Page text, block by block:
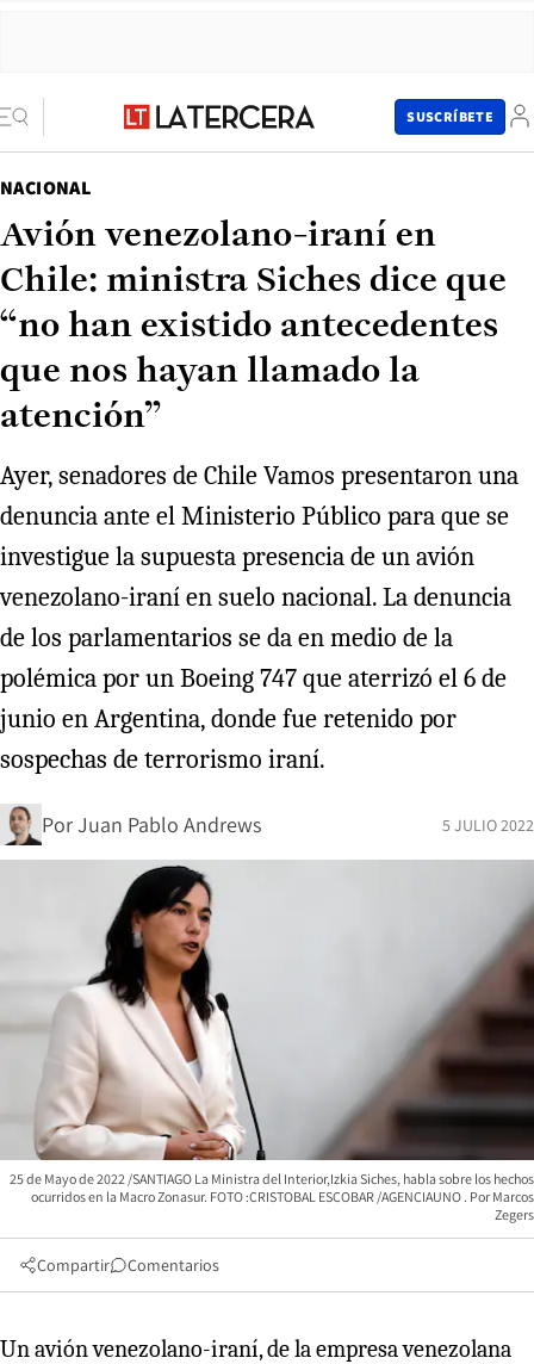
SUSCRÍBETE
NACIONAL
Avión venezolano-iraní en
Chile: ministra Siches dice que
“no han existido antecedentes
que nos hayan llamado la
atención”
Ayer, senadores de Chile Vamos presentaron una
denuncia ante el Ministerio Público para que se
investigue la supuesta presencia de un avión
venezolano-iraní en suelo nacional. La denuncia
de los parlamentarios se da en medio de la
polémica por un Boeing 747 que aterrizó el 6 de
junio en Argentina, donde fue retenido por
sospechas de terrorismo iraní.
PorJuan Pablo Andrews 5 JULIO 2022
25 de Mayo de 2022 /SANTIAGO La Ministra del Interior,Izkia Siches, habla sobre los hechos
ocurridos en la Macro Zonasur. FOTO :CRISTOBAL ESCOBAR /AGENCIAUNO
Marcos
Zegers
Compartir Comentarios
Un avión venezolano-iraní, de la empresa venezolana